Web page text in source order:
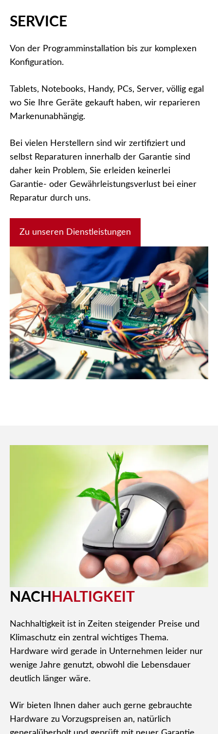
SERVICE
Von der Programminstallation bis zur komplexen
Konfiguration.
Tablets, Notebooks, Handy, PCs, Server, völlig egal
wo Sie Ihre Geräte gekauft haben, wir reparieren
Markenunabhängig.
Bei vielen Herstellern sind wir zertifiziert und
selbst Reparaturen innerhalb der Garantie sind
daher kein Problem, Sie erleiden keinerlei
Garantie- oder Gewährleistungsverlust bei einer
Reparatur durch uns.
Zu unseren Dienstleistungen
NACH HALTIGKEIT
Nachhaltigkeit ist in Zeiten steigender Preise und
Klimaschutz ein zentral wichtiges Thema.
Hardware wird gerade in Unternehmen leider nur
wenige Jahre genutzt, obwohl die Lebensdauer
deutlich länger wäre.
Wir bieten Ihnen daher auch gerne gebrauchte
Hardware zu Vorzugspreisen an, natürlich